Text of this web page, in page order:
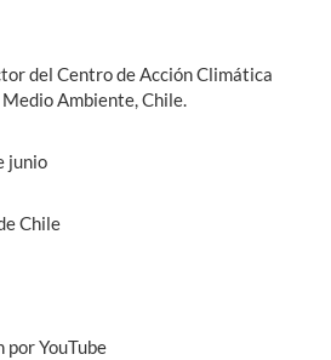
del Centro de Acción Climática
Ambiente, Chile.
junio
Chile
YouTube